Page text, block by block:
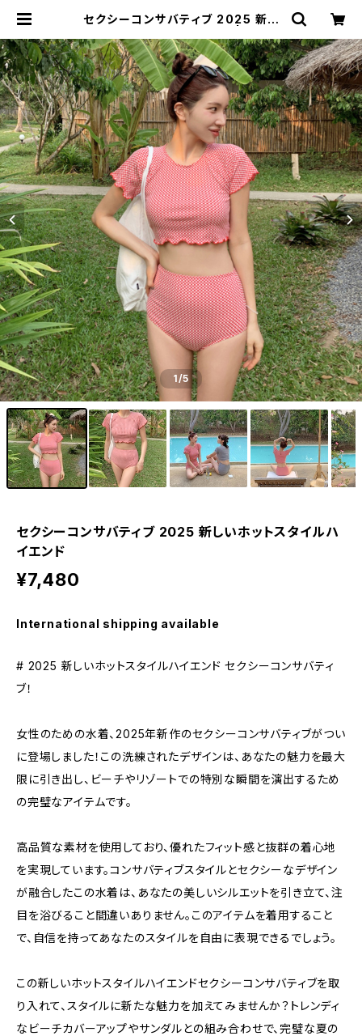
セクシーコンサバティブ 2025 新し
l 日本未入荷勢揃い！全品送料無料で
す♪
1/5
セクシーコンサバティブ 2025 新しいホットスタイルハ
イエンド
¥7,480
International shipping available
# 2025 新しいホットスタイルハイエンド セクシーコンサバティ
ブ！
女性のための水着、2025年新作のセクシーコンサバティブがつい
に登場しました！この洗練されたデザインは、あなたの魅力を最大
限に引き出し、ビーチやリゾートでの特別な瞬間を演出するため
の完璧なアイテムです。
高品質な素材を使用しており、優れたフィット感と抜群の着心地
を実現しています。コンサバティブスタイルとセクシーなデザイン
が融合したこの水着は、あなたの美しいシルエットを引き立て、注
目を浴びること間違いありません。このアイテムを着用すること
で、自信を持ってあなたのスタイルを自由に表現できるでしょう。
この新しいホットスタイルハイエンドセクシーコンサバティブを取
り入れて、スタイルに新たな魅力を加えてみませんか？トレンディ
なビーチカバーアップやサンダルとの組み合わせで、完璧な夏の